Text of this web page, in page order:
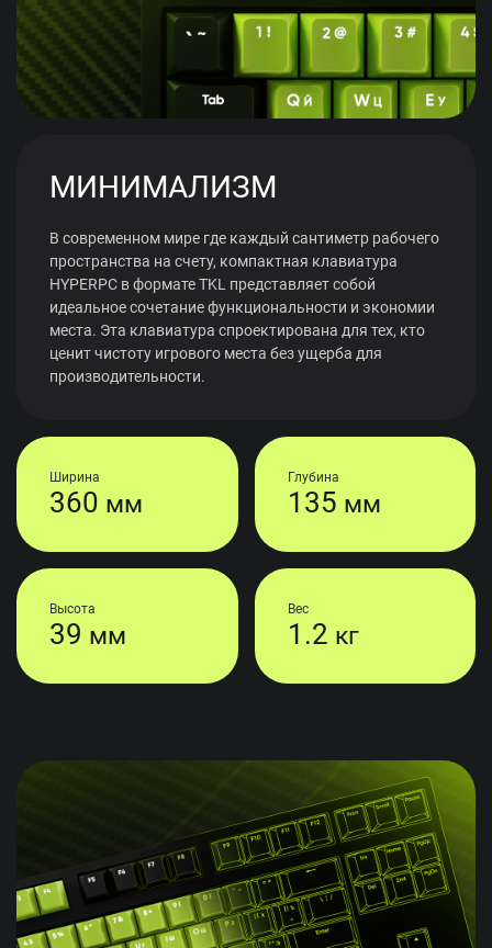
МИНИМАЛИЗМ
В современном мире где каждый сантиметр рабочего
пространства на счету, компактная клавиатура
HYPERPC в формате TKL представляет собой
идеальное сочетание функциональности и экономии
места. Эта клавиатура спроектирована для тех, кто
ценит чистоту игрового места без ущерба для
производительности.
Ширина
360 мм
Глубина
135 мм
Высота
39 мм
Вес
1.2 кг